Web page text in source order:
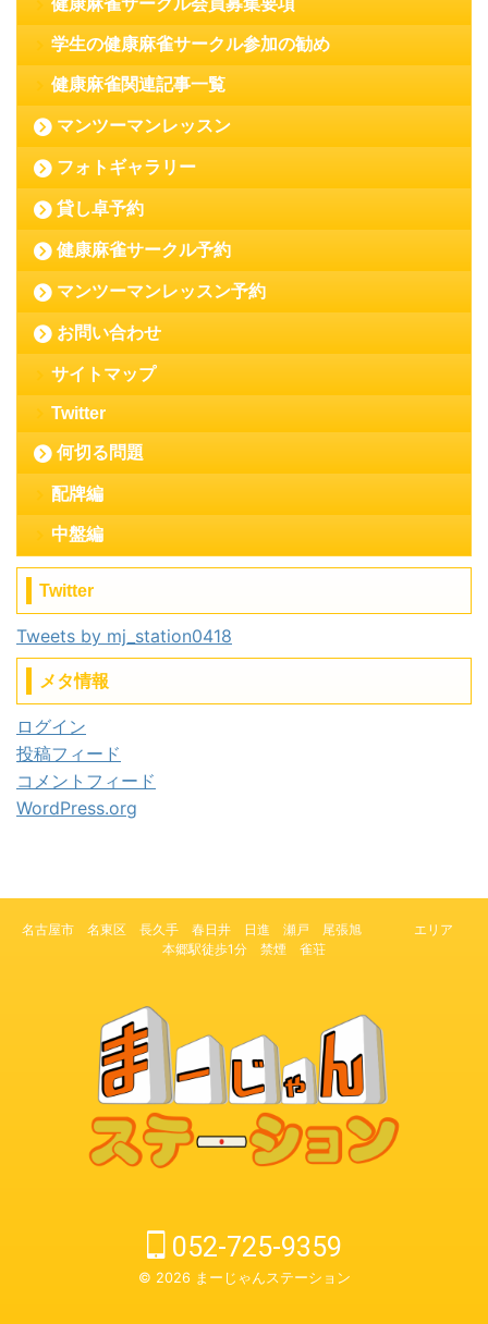
健康麻雀サークル会員募集要項
学生の健康麻雀サークル参加の勧め
健康麻雀関連記事一覧
マンツーマンレッスン
フォトギャラリー
貸し卓予約
健康麻雀サークル予約
マンツーマンレッスン予約
お問い合わせ
サイトマップ
Twitter
何切る問題
配牌編
中盤編
Twitter
Tweets by mj_station0418
メタ情報
ログイン
投稿フィード
コメントフィード
WordPress.org
名古屋市 名東区 長久手 春日井 日進 瀬戸 尾張旭 エリア
本郷駅徒歩1分 禁煙 雀荘
052-725-9359
© 2026 まーじゃんステーション